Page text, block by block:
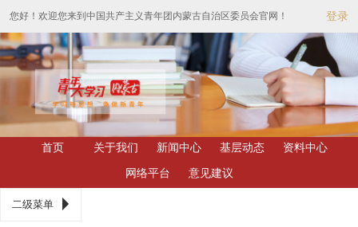
您好！欢迎您来到中国共产主义青年团内蒙古自治区委员会官网！ 登录
首页 关于我们 新闻中心 基层动态 资料中心
网络平台 意见建议
二级菜单